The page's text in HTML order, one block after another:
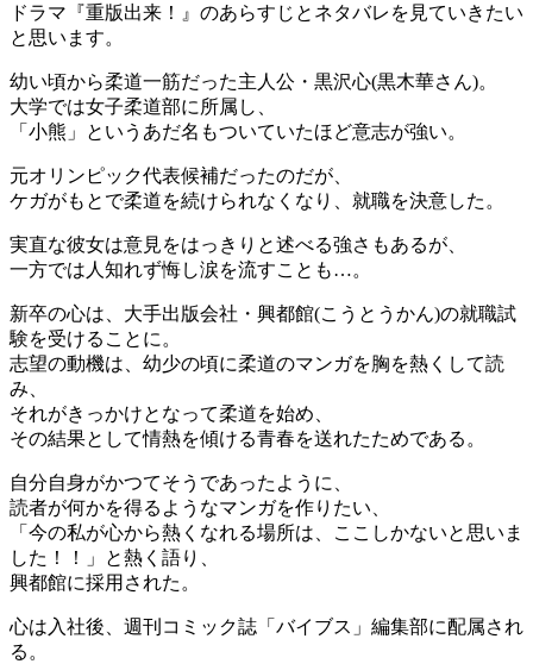
ドラマ『重版出来！』のあらすじとネタバレを見ていきたい
と思います。
幼い頃から柔道一筋だった主人公・黒沢心(黒木華さん)。
大学では女子柔道部に所属し、
「小熊」というあだ名もついていたほど意志が強い。
元オリンピック代表候補だったのだが、
ケガがもとで柔道を続けられなくなり、就職を決意した。
実直な彼女は意見をはっきりと述べる強さもあるが、
一方では人知れず悔し涙を流すことも…。
新卒の心は、大手出版会社・興都館(こうとうかん)の就職試
験を受けることに。
志望の動機は、幼少の頃に柔道のマンガを胸を熱くして読
み、
それがきっかけとなって柔道を始め、
その結果として情熱を傾ける青春を送れたためである。
自分自身がかつてそうであったように、
読者が何かを得るようなマンガを作りたい、
「今の私が心から熱くなれる場所は、ここしかないと思いま
した！！」と熱く語り、
興都館に採用された。
心は入社後、週刊コミック誌「バイブス」編集部に配属され
る。